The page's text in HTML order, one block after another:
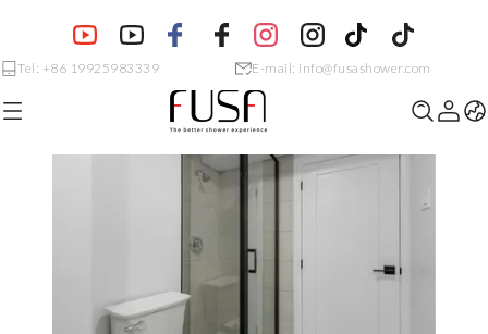
Tel: +86 19925983339 E-mail: info@fusashower.com